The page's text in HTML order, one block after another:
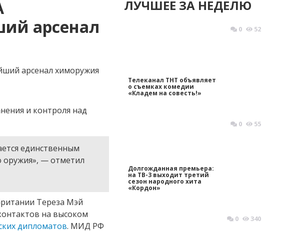
арсенал
и контроля над
единственным
оружия», — отметил
Тереза Мэй
на высоком
дипломатов. МИД РФ
ЛУЧШЕЕ ЗА НЕДЕЛЮ
Телеканал ТНТ объявляет
о съемках комедии
«Кладем на совесть!»
0 52
Долгожданная премьера:
на ТВ-3 выходит третий
сезон народного хита
«Кордон»
0 55
0 340